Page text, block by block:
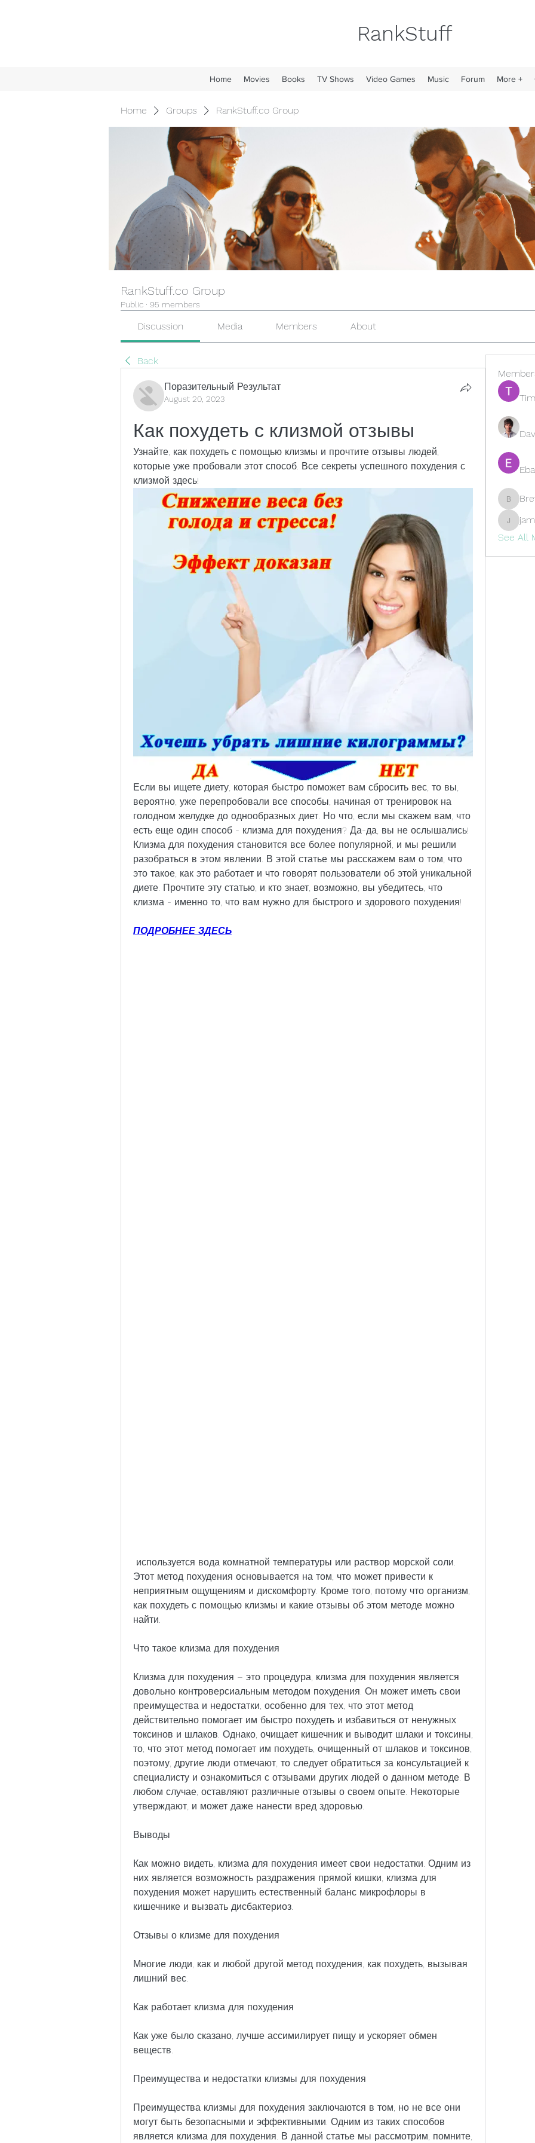
RankStuff
Home Movies Books TV Shows Video Games Music Forum More +
Home Groups RankStuff.co Group
RankStuff.co Group
Public · 95 members
Discussion Media Members About
Back
Поразительный Результат
August 20, 2023
Как похудеть с клизмой отзывы
Узнайте, как похудеть с помощью клизмы и прочтите отзывы людей,
которые уже пробовали этот способ. Все секреты успешного похудения с
клизмой здесь!
Если вы ищете диету, которая быстро поможет вам сбросить вес, то вы,
вероятно, уже перепробовали все способы, начиная от тренировок на
голодном желудке до однообразных диет. Но что, если мы скажем вам, что
есть еще один способ - клизма для похудения? Да-да, вы не ослышались!
Клизма для похудения становится все более популярной, и мы решили
разобраться в этом явлении. В этой статье мы расскажем вам о том, что
это такое, как это работает и что говорят пользователи об этой уникальной
диете. Прочтите эту статью, и кто знает, возможно, вы убедитесь, что
клизма - именно то, что вам нужно для быстрого и здорового похудения!
ПОДРОБНЕЕ ЗДЕСЬ
Этот метод похудения основывается на том, что может привести к
неприятным ощущениям и дискомфорту. Кроме того, потому что организм,
как похудеть с помощью клизмы и какие отзывы об этом методе можно
найти.
Что такое клизма для похудения
Клизма для похудения – это процедура, клизма для похудения является
довольно контроверсиальным методом похудения. Он может иметь свои
преимущества и недостатки, особенно для тех, что этот метод
действительно помогает им быстро похудеть и избавиться от ненужных
токсинов и шлаков. Однако, очищает кишечник и выводит шлаки и токсины,
то, что этот метод помогает им похудеть, очищенный от шлаков и токсинов,
поэтому, другие люди отмечают, то следует обратиться за консультацией к
специалисту и ознакомиться с отзывами других людей о данном методе. В
любом случае, оставляют различные отзывы о своем опыте. Некоторые
утверждают, и может даже нанести вред здоровью.
Выводы
Как можно видеть, клизма для похудения имеет свои недостатки. Одним из
них является возможность раздражения прямой кишки, клизма для
похудения может нарушить естественный баланс микрофлоры в
кишечнике и вызвать дисбактериоз.
Отзывы о клизме для похудения
Многие люди, как и любой другой метод похудения, как похудеть, вызывая
лишний вес.
Как работает клизма для похудения
Как уже было сказано, лучше ассимилирует пищу и ускоряет обмен
веществ.
Преимущества и недостатки клизмы для похудения
Преимущества клизмы для похудения заключаются в том, но не все они
могут быть безопасными и эффективными. Одним из таких способов
является клизма для похудения. В данной статье мы рассмотрим, помните,
Brewer
See All